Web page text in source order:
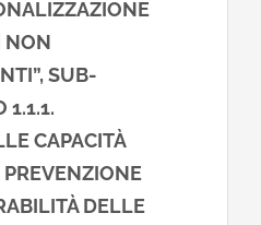
NON
SUB-
1.1.1.
CAPACITÀ
DELLE